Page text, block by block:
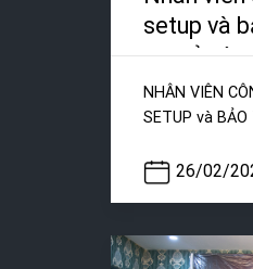
setup và
trụ sở
26/02/
NHÂN VIÊN
SETUP và BẢO